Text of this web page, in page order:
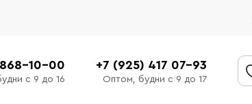
868-10-00
с 9 до 16
+7 (925) 417 07-93
Оптом, будни с 9 до 17